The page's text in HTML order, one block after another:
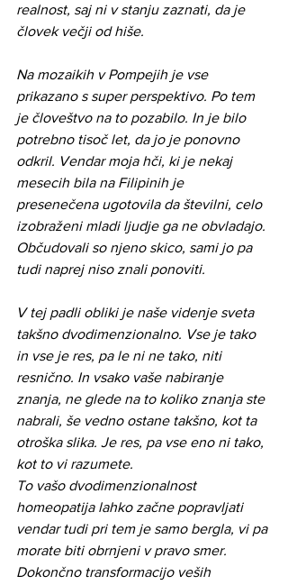
realnost, saj ni v stanju zaznati, da je
človek večji od hiše.
Na mozaikih v Pompejih je vse
prikazano s super perspektivo. Po tem
je človeštvo na to pozabilo. In je bilo
potrebno tisoč let, da jo je ponovno
odkril. Vendar moja hči, ki je nekaj
mesecih bila na Filipinih je
presenečena ugotovila da številni, celo
izobraženi mladi ljudje ga ne obvladajo.
Občudovali so njeno skico, sami jo pa
tudi naprej niso znali ponoviti.
V tej padli obliki je naše videnje sveta
takšno dvodimenzionalno. Vse je tako
in vse je res, pa le ni ne tako, niti
resnično. In vsako vaše nabiranje
znanja, ne glede na to koliko znanja ste
nabrali, še vedno ostane takšno, kot ta
otroška slika. Je res, pa vse eno ni tako,
kot to vi razumete.
To vašo dvodimenzionalnost
homeopatija lahko začne popravljati
vendar tudi pri tem je samo bergla, vi pa
morate biti obrnjeni v pravo smer.
Dokončno transformacijo veših